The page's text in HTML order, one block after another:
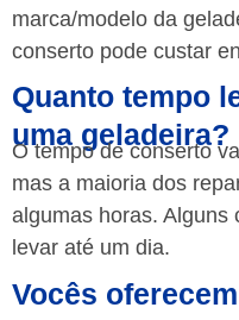
marca/modelo da
conserto pode custar
Quanto tempo
uma geladeira?
O tempo de conserto
mas a maioria dos
algumas horas. Alguns
levar até um dia.
Vocês